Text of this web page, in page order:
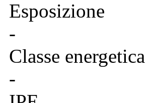
Esposizione
-
Classe energetica
-